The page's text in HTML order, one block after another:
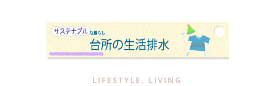
LIFESTYLE , LIVING